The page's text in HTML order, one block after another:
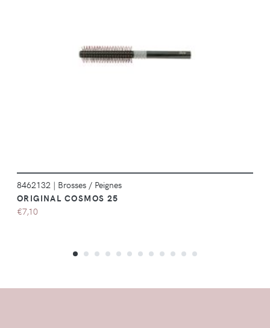
DÉTAILS
8462132 | Brosses / Peignes
ORIGINAL COSMOS 25
€7,10